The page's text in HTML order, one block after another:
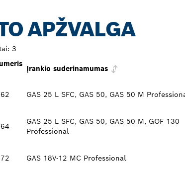
APŽVALGA
3
Įrankio suderinamumas
GAS 25 L SFC, GAS 50, GAS 50 M
GAS 25 L SFC, GAS 50, GAS 50 M, GOF 130
Professional
GAS 18V-12 MC Professional